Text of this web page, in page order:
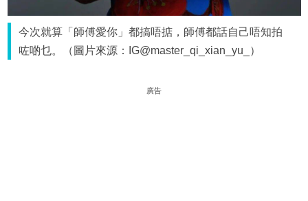
今次就算「師傅愛你」都搞唔掂，師傅都話自己唔知拍
咗啲乜。（圖片來源：IG@master_qi_xian_yu_）
廣告